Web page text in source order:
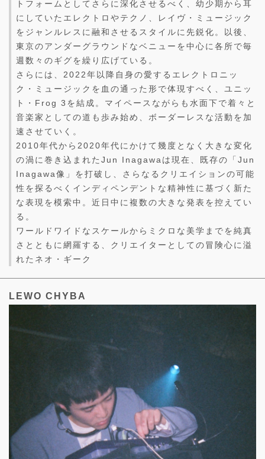
トフォームとしてさらに深化させるべく、幼少期から耳
にしていたエレクトロやテクノ、レイヴ・ミュージック
をジャンルレスに融和させるスタイルに先鋭化。以後、
東京のアンダーグラウンドなベニューを中心に各所で毎
週数々のギグを繰り広げている。
さらには、2022年以降自身の愛するエレクトロニッ
ク・ミュージックを血の通った形で体現すべく、ユニッ
ト・Frog 3を結成。マイペースながらも水面下で着々と
音楽家としての道も歩み始め、ボーダーレスな活動を加
速させていく。
2010年代から2020年代にかけて幾度となく大きな変化
の渦に巻き込まれたJun Inagawaは現在、既存の「Jun
Inagawa像」を打破し、さらなるクリエイションの可能
性を探るべくインディペンデントな精神性に基づく新た
な表現を模索中。近日中に複数の大きな発表を控えてい
る。
ワールドワイドなスケールからミクロな美学までを純真
さとともに網羅する、クリエイターとしての冒険心に溢
れたネオ・ギーク
LEWO CHYBA